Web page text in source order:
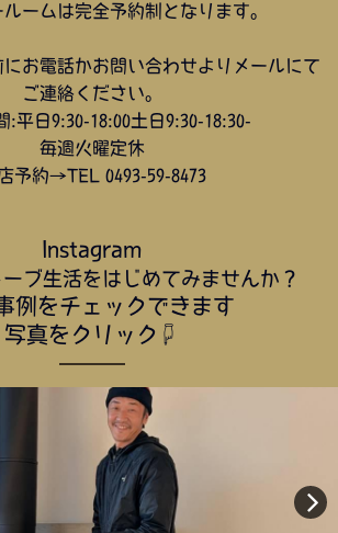
ームは完全予約制となります。
お電話かお問い合わせよりメールにて
ご連絡ください。
:平日9:30-18:00土日9:30-18:30-
毎週火曜定休
予約→TEL 0493-59-8473
Instagram
ブ生活をはじめてみませんか？
例をチェックできます
写真をクリック☟